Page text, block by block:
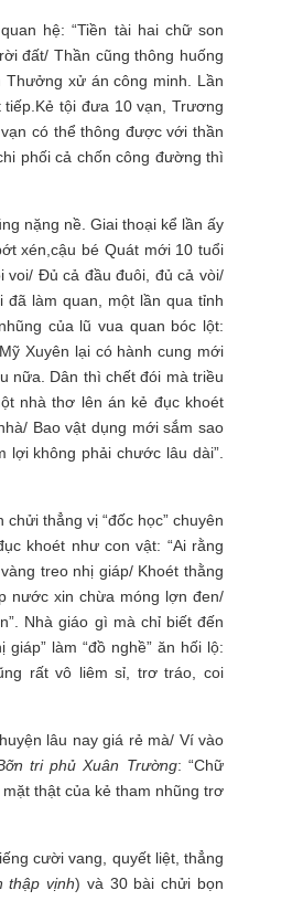
hệ: “Tiền tài hai chữ son
đất/ Thần cũng thông huống
xử án công minh. Lần
tội đưa 10 vạn, Trương
có thể thông được với thần
phối cả chốn công đường thì
nặng nề. Giai thoại kể lần ấy
xén,cậu bé Quát mới 10 tuổi
voi/ Đủ cả đầu đuôi, đủ cả vòi/
làm quan, một lần qua tỉnh
của lũ vua quan bóc lột:
Xuyên lại có hành cung mới
nữa. Dân thì chết đói mà triều
nhà thơ lên án kẻ đục khoét
Bao vật dụng mới sắm sao
lợi không phải chước lâu dài”.
thẳng vị “đốc học” chuyên
khoét như con vật: “Ai rằng
treo nhị giáp/ Khoét thằng
nước xin chừa móng lợn đen/
Nhà giáo gì mà chỉ biết đến
làm “đồ nghề” ăn hối lộ:
rất vô liêm sỉ, trơ tráo, coi
lâu nay giá rẻ mà/ Ví vào
tri phủ Xuân Trường: “Chữ
mặt thật của kẻ tham nhũng trơ
cười vang, quyết liệt, thẳng
thập vịnh) và 30 bài chửi bọn